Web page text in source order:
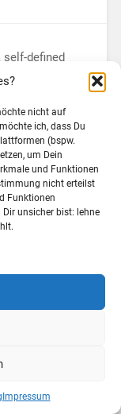
nicht auf
ich, dass Du
(bspw.
um Dein
und Funktionen
nicht erteilst
Funktionen
unsicher bist: lehne
Impressum
self-defined
a very useful
Latex for